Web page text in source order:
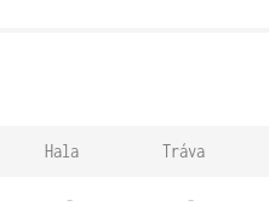
Hala Tráva
- -